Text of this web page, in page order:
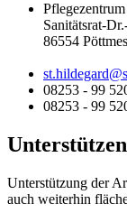
Sanitätsrat-
86554 Pöttmes
08253 - 99
08253 - 99
Unterstützung der
auch weiterhin